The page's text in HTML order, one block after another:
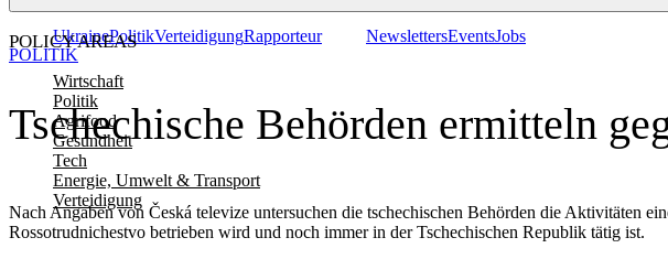
POLICY AREAS
Wirtschaft
Politik
Agrifood
Gesundheit
Tech
Energie, Umwelt & Transport
Verteidigung
UkrainePolitikVerteidigungRapporteur NewslettersEventsJobs
Tschechische Behörden ermitteln
Nach Angaben von Česká televize untersuchen die tschechischen Behörden die Aktivitäten
Rossotrudnichestvo betrieben wird und noch immer in der Tschechischen Republik tätig ist.
POLITIK